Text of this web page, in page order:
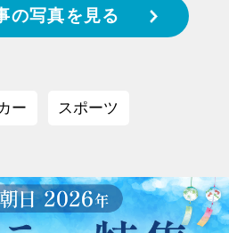
の写真を見る
ー スポーツ